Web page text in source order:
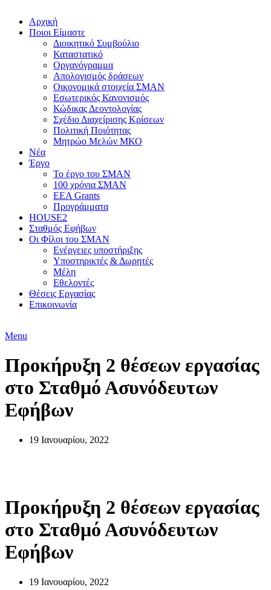
Αρχική
Ποιοι Είμαστε
Διοικητικό Συμβούλιο
Καταστατικό
Οργανόγραμμα
Απολογισμός δράσεων
Οικονομικά στοιχεία ΣΜΑΝ
Εσωτερικός Κανονισμός
Κώδικας Δεοντολογίας
Σχέδιο Διαχείρισης Κρίσεων
Πολιτική Ποιότητας
Μητρώο Μελών ΜΚΟ
Νέα
Έργο
Το έργο του ΣΜΑΝ
100 χρόνια ΣΜΑΝ
EEA Grants
Προγράμματα
HOUSE2
Σταθμός Εφήβων
Οι Φίλοι του ΣΜΑΝ
Ενέργειες υποστήριξης
Υποστηρικτές & Δωρητές
Μέλη
Εθελοντές
Θέσεις Εργασίας
Επικοινωνία
Menu
Προκήρυξη 2 θέσεων εργασίας
στο Σταθμό Ασυνόδευτων
Εφήβων
19 Ιανουαρίου, 2022
Προκήρυξη 2 θέσεων εργασίας
στο Σταθμό Ασυνόδευτων
Εφήβων
19 Ιανουαρίου, 2022